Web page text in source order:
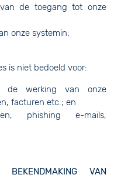
de toegang tot onze
onze systemin;
is niet bedoeld voor:
de werking van onze
facturen etc.; en
phishing e-mails,
VAN